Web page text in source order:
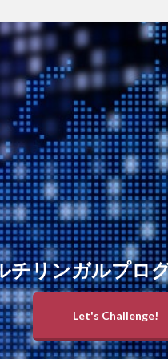
チリンガルプロ
Let's Challenge!